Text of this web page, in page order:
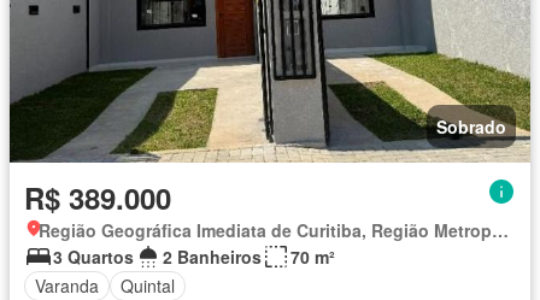
Sobrado
R$ 389.000
Região Geográfica Imediata de Curitiba, Região Metropolitana de Curitiba
3 Quartos
2 Banheiros
70 m²
Varanda
Quintal